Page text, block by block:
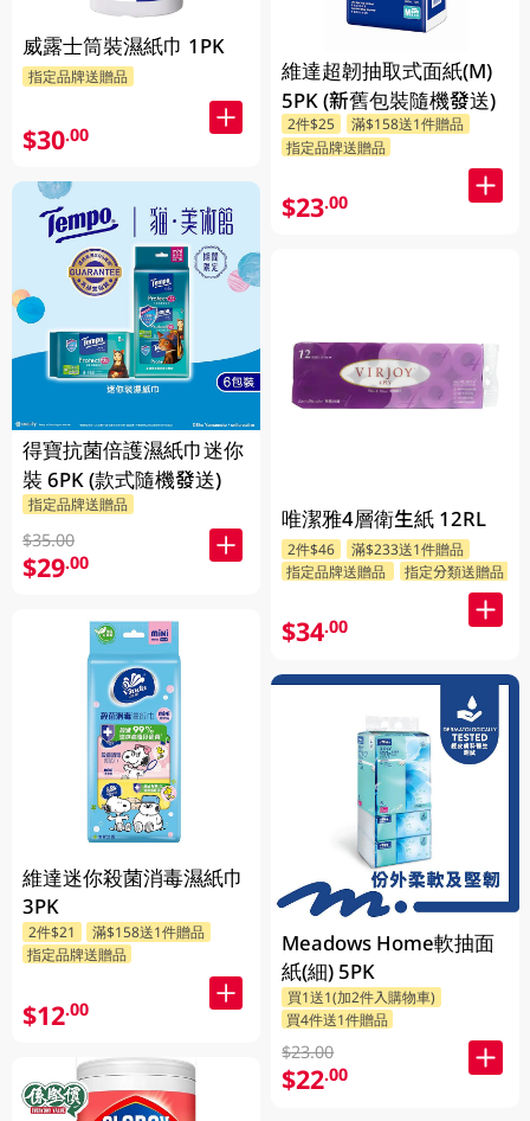
威露士筒裝濕紙巾 1PK
指定品牌送贈品
$30.00
得寶抗菌倍護濕紙巾迷你
裝 6PK (款式隨機發送)
指定品牌送贈品
$35.00
$29.00
維達迷你殺菌消毒濕紙巾
3PK
2件$21
滿$158送1件贈品
指定品牌送贈品
$12.00
維達超韌抽取式面紙(M)
5PK (新舊包裝隨機發送)
2件$25
滿$158送1件贈品
指定品牌送贈品
$23.00
唯潔雅4層衛生紙 12RL
2件$46
滿$233送1件贈品
指定品牌送贈品
指定分類送贈品
$34.00
Meadows Home軟抽面
紙(細) 5PK
買1送1(加2件入購物車)
買4件送1件贈品
$23.00
$22.00